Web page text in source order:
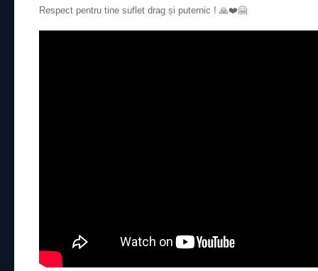
Respect pentru tine suflet drag și puternic ! 🙏❤️🤗